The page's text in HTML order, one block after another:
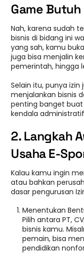
Game Butuh
Nah, karena sudah
bisnis di bidang ini
yang sah, kamu
juga bisa menjalin
pemerintah, hingga
Selain itu, punya
menjalankan bisnis
penting banget
kendala
2. Langkah
Usaha E-
Kalau kamu ingin
atau bahkan
dasar pengurusan
Menentukan
Pilih antara PT,
bisnis kamu.
pemain, bisa
pendidikan